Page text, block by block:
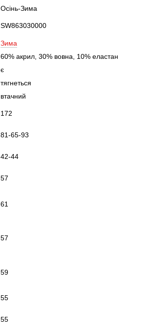
Осінь-Зима
SW863030000
Зима
60% акрил, 30% вовна, 10% еластан
є
тягнеться
втачний
172
81-65-93
42-44
57
61
57
59
55
55